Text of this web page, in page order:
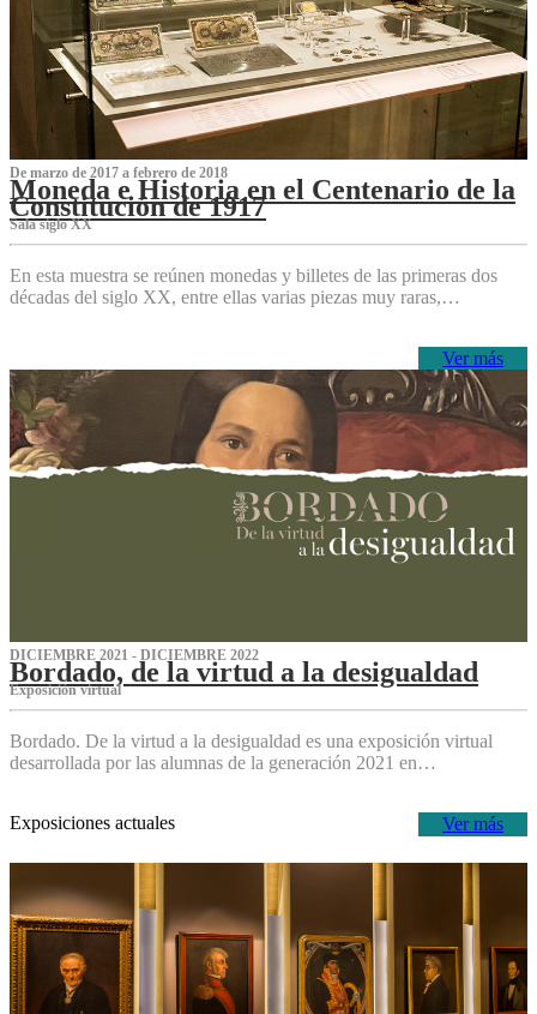
De marzo de 2017 a febrero de 2018
Moneda e Historia en el Centenario de la
Constitución de 1917
Sala siglo XX
En esta muestra se reúnen monedas y billetes de las primeras dos
décadas del siglo XX, entre ellas varias piezas muy raras,…
Ver más
DICIEMBRE 2021 - DICIEMBRE 2022
Bordado, de la virtud a la desigualdad
Exposición virtual‌
Bordado. De la virtud a la desigualdad es una exposición virtual
desarrollada por las alumnas de la generación 2021 en…
Ver más
Exposiciones actuales